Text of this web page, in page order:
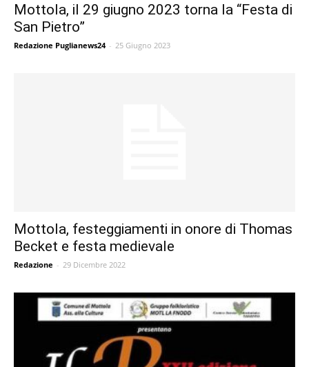
Mottola, il 29 giugno 2023 torna la “Festa di
San Pietro”
Redazione Puglianews24 - 25 Giugno 2023
Mottola, festeggiamenti in onore di Thomas
Becket e festa medievale
Redazione - 29 Dicembre 2022